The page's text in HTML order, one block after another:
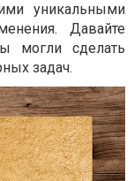
уникальными
Давайте
могли сделать
задач.